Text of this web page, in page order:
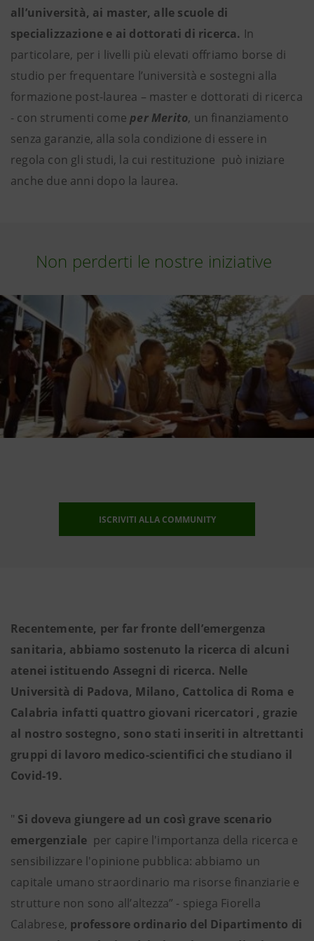
all’università, ai master, alle scuole di
specializzazione e ai dottorati di ricerca. In
particolare, per i livelli più elevati offriamo borse di
studio per frequentare l’università e sostegni alla
formazione post-laurea – master e dottorati di ricerca
- con strumenti comeper Merito, un finanziamento
senza garanzie, alla sola condizione di essere in
regola con gli studi, la cui restituzione può iniziare
anche due anni dopo la laurea.
Non perderti le nostre iniziative
ISCRIVITI ALLA COMMUNITY
Recentemente, per far fronte dell’emergenza
sanitaria, abbiamo sostenuto la ricerca di alcuni
atenei istituendo Assegni di ricerca. Nelle
Università di Padova, Milano, Cattolica di Roma e
Calabria infatti quattro giovani ricercatori , grazie
al nostro sostegno, sono stati inseriti in altrettanti
gruppi di lavoro medico-scientifici che studiano il
Covid-19.
" Si doveva giungere ad un così grave scenario
emergenziale per capire l'importanza della ricerca e
sensibilizzare l'opinione pubblica: abbiamo un
capitale umano straordinario ma risorse finanziarie e
strutture non sono all’altezza” - spiega Fiorella
Calabrese, professore ordinario del Dipartimento di